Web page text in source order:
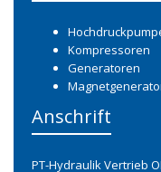
Kompressoren
Generatoren
Anschrift
PT-Hydraulik Vertrieb